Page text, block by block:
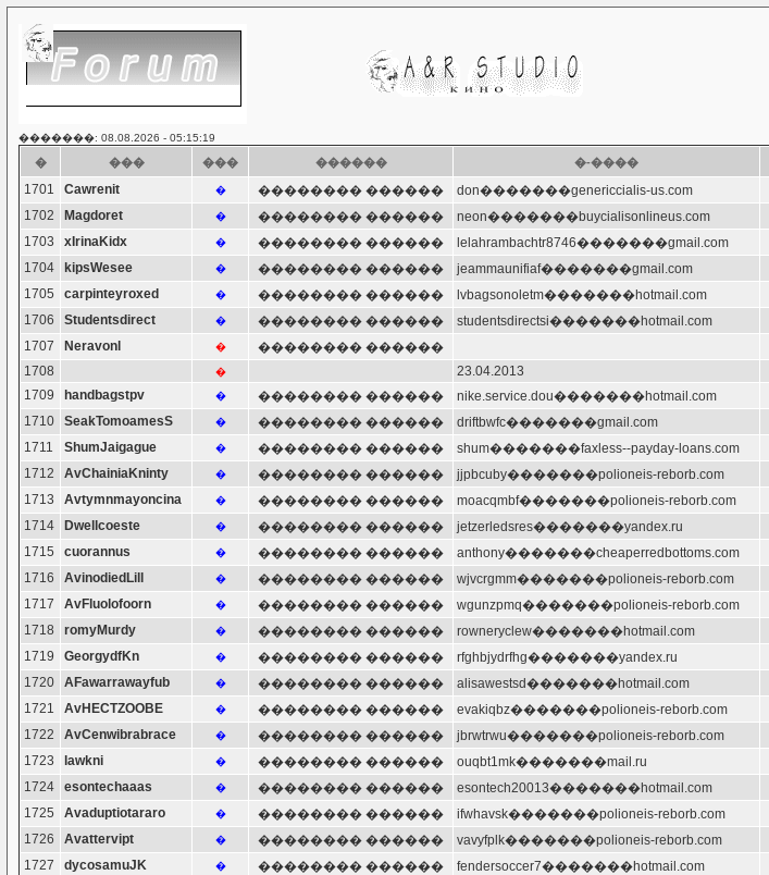
�������: 08.08.2026 - 05:15:19
� ��� ��� ������ �-����
1701 Cawrenit � �������� ������ don�������genericcialis-us.com
1702
Magdoret � �������� ������ neon�������buycialisonlineus.com
1703
xIrinaKidx � �������� ������ lelahrambachtr8746�������gmail.com
1704
kipsWesee � �������� ������ jeammaunifiaf�������gmail.com
1705
carpinteyroxed � �������� ������ lvbagsonoletm�������hotmail.com
1706
Studentsdirect � �������� ������ studentsdirectsi�������hotmail.com
1707
Neravonl �
�������� ������
1708
�
23.04.2013
1709
handbagstpv � �������� ������ nike.service.dou�������hotmail.com
1710
SeakTomoamesS � �������� ������ driftbwfc�������gmail.com
1711
ShumJaigague � �������� ������ shum�������faxless--payday-loans.com
1712
AvChainiaKninty � �������� ������ jjpbcuby�������polioneis-reborb.com
1713
Avtymnmayoncina � �������� ������ moacqmbf�������polioneis-reborb.com
1714
Dwellcoeste � �������� ������ jetzerledsres�������yandex.ru
1715
cuorannus � �������� ������ anthony�������cheaperredbottoms.com
1716
AvinodiedLill � �������� ������ wjvcrgmm�������polioneis-reborb.com
1717
AvFluolofoorn � �������� ������ wgunzpmq�������polioneis-reborb.com
1718
romyMurdy � �������� ������ rowneryclew�������hotmail.com
1719
GeorgydfKn � �������� ������ rfghbjydrfhg�������yandex.ru
1720
AFawarrawayfub � �������� ������ alisawestsd�������hotmail.com
1721
AvHECTZOOBE � �������� ������ evakiqbz�������polioneis-reborb.com
1722
AvCenwibrabrace � �������� ������ jbrwtrwu�������polioneis-reborb.com
1723
lawkni � �������� ������ ouqbt1mk�������mail.ru
1724
esontechaaas � �������� ������ esontech20013�������hotmail.com
1725 Avaduptiotararo � �������� ������ ifwhavsk�������polioneis-reborb.com
1726
Avattervipt � �������� ������ vavyfplk�������polioneis-reborb.com
1727
dycosamuJK � �������� ������ fendersoccer7�������hotmail.com